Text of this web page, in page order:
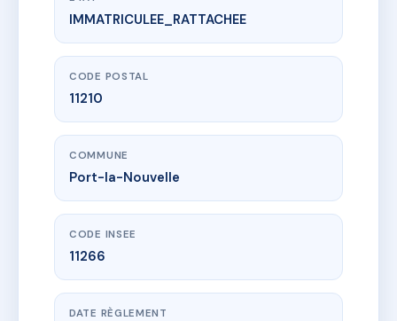
www.vme.plus/AG7816903
275 RUE ANATOLE FRANCE
275 r anatole france
IMMATRICULEE_RATTACHEE
CODE POSTAL
11210
COMMUNE
Port-la-Nouvelle
CODE INSEE
11266
DATE RÈGLEMENT